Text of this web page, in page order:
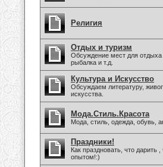
Религия
Отдых и туризм
Обсуждение мест для
рыбалка и т.д.
Культура и Искусство
Обсуждаем литературу,
искусства.
Мода.Стиль.Красота
Мода, стиль, одежда, обувь,
Праздники!
Как праздновать, что дарить
опытом!:)